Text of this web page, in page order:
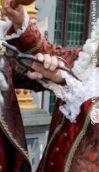
© Hann. Münden Marketing GmbH, Photo Burkhardt